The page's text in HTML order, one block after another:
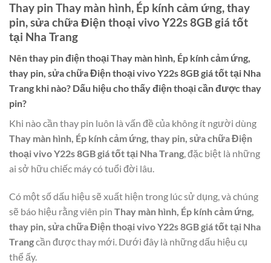
Thay pin Thay màn hình, Ép kính cảm ứng, thay
pin, sửa chữa Điện thoại vivo Y22s 8GB giá tốt
tại Nha Trang
Nên thay pin điện thoạiThay màn hình, Ép kính cảm ứng,
thay pin, sửa chữa Điện thoại vivo Y22s 8GB giá tốt tại Nha
Trang khi nào? Dấu hiệu cho thấy điện thoại cần được thay
pin?
Khi nào cần thay pin luôn là vấn đề của không ít người dùng
Thay màn hình, Ép kính cảm ứng, thay pin, sửa chữa Điện
thoại vivo Y22s 8GB giá tốt tại Nha Trang, đặc biệt là những
ai sở hữu chiếc máy có tuổi đời lâu.
Có một số dấu hiệu sẽ xuất hiện trong lúc sử dụng, và chúng
sẽ báo hiệu rằng viên pin Thay màn hình, Ép kính cảm ứng,
thay pin, sửa chữa Điện thoại vivo Y22s 8GB giá tốt tại Nha
Trangcần được thay mới. Dưới đây là những dấu hiệu cụ
thể ấy.